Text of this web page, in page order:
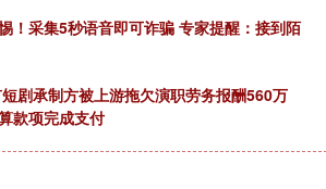
！采集5秒语音即可诈骗 专家提醒：接到陌
剧承制方被上游拖欠演职劳务报酬560万
款项完成支付